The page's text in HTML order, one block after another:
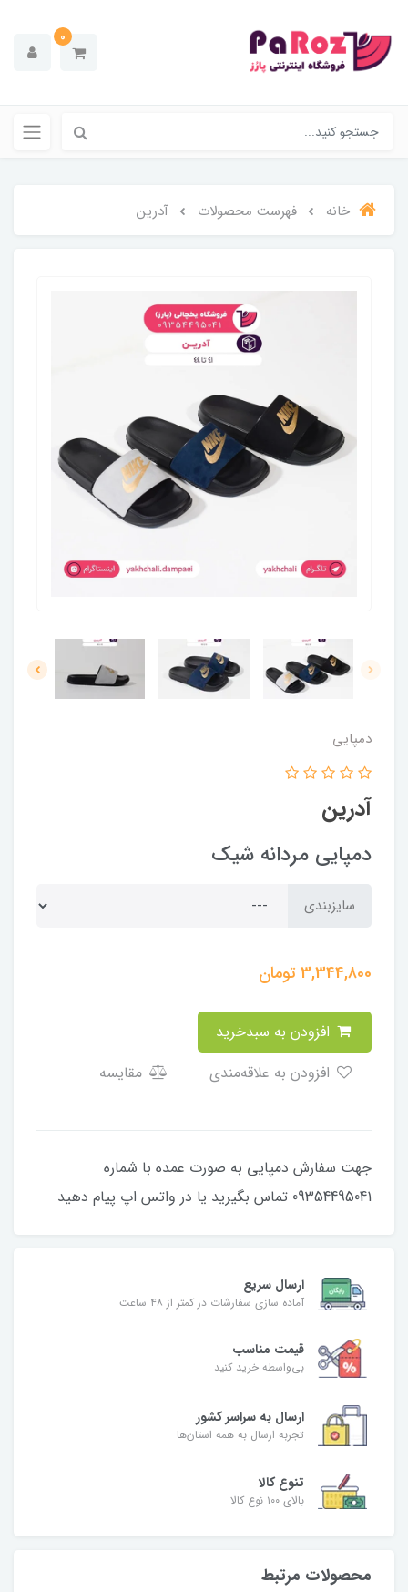
0
خانه فهرست محصولات آدرین
دمپایی
آدرین
دمپایی مردانه شیک
سایزبندی
3,344,800تومان
مقایسه
جهت سفارش دمپایی به صورت عمده با شماره
09354495041 تماس بگیرید یا در واتس اپ پیام دهید
ارسال سریع
آماده سازی سفارشات در کمتر از ۴۸ ساعت
قیمت مناسب
بی‌واسطه خرید کنید
ارسال به سراسر کشور
تجربه ارسال به همه استان‌ها
تنوع کالا
بالای ۱۰۰ نوع کالا
محصولات مرتبط